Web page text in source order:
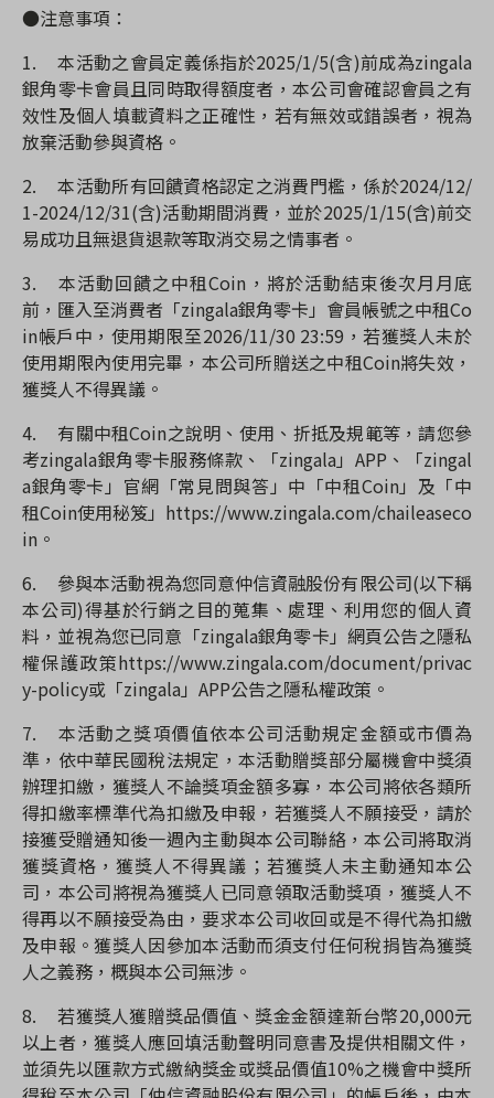
●注意事項：
1.
本活動之會員定義係指於2025/1/5(含)前成為zingala
銀角零卡會員且同時取得額度者，本公司會確認會員之有
效性及個人填載資料之正確性，若有無效或錯誤者，視為
放棄活動參與資格。
2.
本活動所有回饋資格認定之消費門檻，係於2024/12/
1-2024/12/31(含)活動期間消費，並於2025/1/15(含)前交
易成功且無退貨退款等取消交易之情事者。
3.
本活動回饋之中租Coin，將於活動結束後次月月底
前，匯入至消費者「zingala銀角零卡」會員帳號之中租Co
in帳戶中，使用期限至2026/11/30 23:59，若獲獎人未於
使用期限內使用完畢，本公司所贈送之中租Coin將失效，
獲獎人不得異議。
4.
有關中租Coin之說明、使用、折抵及規範等，請您參
考zingala銀角零卡服務條款、「zingala」APP、「zingal
a銀角零卡」官網「常見問與答」中「中租Coin」及「中
租Coin使用秘笈」https://www.zingala.com/chaileaseco
in。
6.
參與本活動視為您同意仲信資融股份有限公司(以下稱
本公司)得基於行銷之目的蒐集、處理、利用您的個人資
料，並視為您已同意「zingala銀角零卡」網頁公告之隱私
權保護政策https://www.zingala.com/document/privac
y-policy或「zingala」APP公告之隱私權政策。
7.
本活動之獎項價值依本公司活動規定金額或市價為
準，依中華民國稅法規定，本活動贈獎部分屬機會中獎須
辦理扣繳，獲獎人不論獎項金額多寡，本公司將依各類所
得扣繳率標準代為扣繳及申報，若獲獎人不願接受，請於
接獲受贈通知後一週內主動與本公司聯絡，本公司將取消
獲獎資格，獲獎人不得異議；若獲獎人未主動通知本公
司，本公司將視為獲獎人已同意領取活動獎項，獲獎人不
得再以不願接受為由，要求本公司收回或是不得代為扣繳
及申報。獲獎人因參加本活動而須支付任何稅捐皆為獲獎
人之義務，概與本公司無涉。
8.
若獲獎人獲贈獎品價值、獎金金額達新台幣20,000元
以上者，獲獎人應回填活動聲明同意書及提供相關文件，
並須先以匯款方式繳納獎金或獎品價值10%之機會中獎所